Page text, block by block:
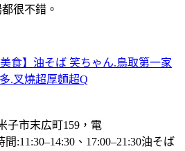
很不錯。
食】油そば 笑ちゃん.鳥取第一家
.叉燒超厚麵超Q
子市末広町159，電
:11:30–14:30、17:00–21:30油そば